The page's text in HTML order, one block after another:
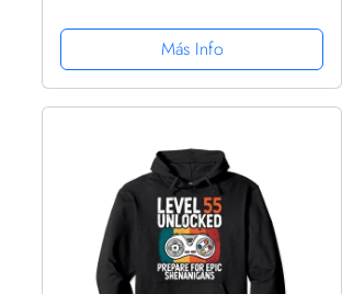
Más Info